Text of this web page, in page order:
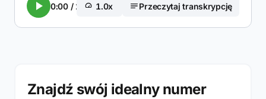
0:00/ 2:24 1.0x Przeczytaj transkrypcję
Znajdź swój idealny numer